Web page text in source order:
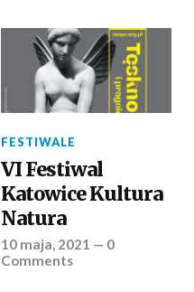
FESTIWALE
VI Festiwal
Katowice Kultura
Natura
10 maja, 2021 — 0
Comments